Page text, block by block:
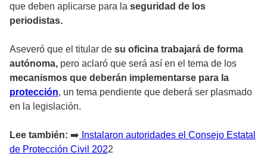
que deben aplicarse para la seguridad de los
periodistas.
Aseveró que el titular de su oficina trabajará de forma
autónoma, pero aclaró que será así en el tema de los
mecanismos que deberán implementarse para la
protección, un tema pendiente que deberá ser plasmado
en la legislación.
Lee también: ➡️ Instalaron autoridades el Consejo Estatal
de Protección Civil 2022